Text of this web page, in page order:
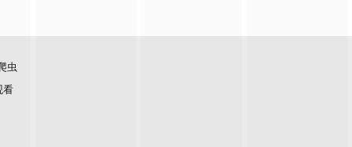
虫
看